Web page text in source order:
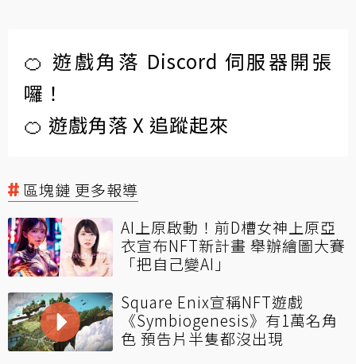
🍊 遊戲角落 Discord 伺服器開張
囉！
🍊 遊戲角落 X 追蹤起來
區塊鏈 更多報導
AI上原啟動！前D槽女神上原亞
衣宣布NFT新計畫 舉辦繪圖大賽
「把自己變AI」
Square Enix宣稱NFT遊戲
《Symbiogenesis》有1萬名角
色 預告片半隻都沒出現